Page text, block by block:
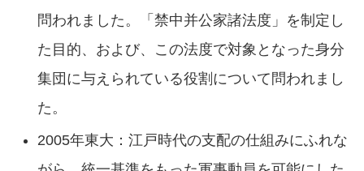
問われました。「禁中并公家諸法度」を制定し
た目的、および、この法度で対象となった身分
集団に与えられている役割について問われまし
た。
2005年東大：江戸時代の支配の仕組みにふれな